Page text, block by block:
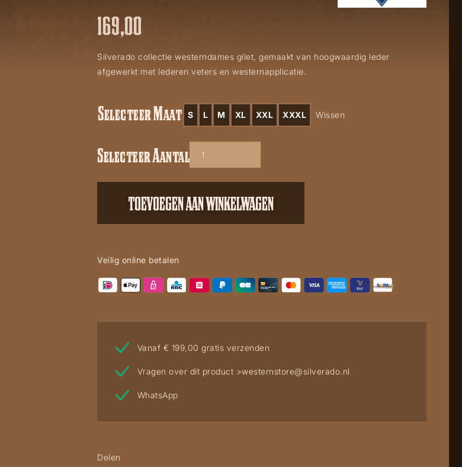
169,00
Silverado collectie westerndames gilet, gemaakt van hoogwaardig leder
afgewerkt met lederen veters en westernapplicatie.
Selecteer Maat S L M XL XXL XXXL Wissen
Nelly
Selecteer Aantal
TOEVOEGEN AAN WINKELWAGEN
Veilig online betalen
Vanaf € 199,00 gratis verzenden
Vragen over dit product >westernstore@silverado.nl
WhatsApp
Delen